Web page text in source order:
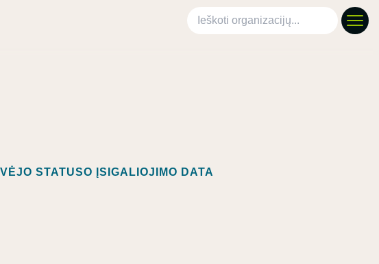
Ieškoti organizacijų
STATUSO ĮSIGALIOJIMO DATA